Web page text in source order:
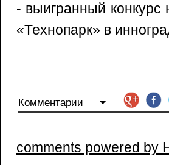
- выигранный конкурс
«Технопарк» в
Комментарии
comments powered by